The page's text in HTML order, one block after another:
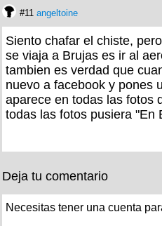
#11 angeltoine
Siento chafar el chiste,
se viaja a Brujas es ir al
tambien es verdad que
nuevo a facebook y pones
aparece en todas las fotos
todas las fotos pusiera "En
Deja tu comentario
Necesitas tener una cuenta